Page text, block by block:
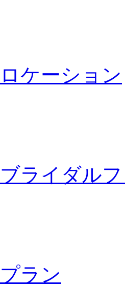
ロケーション
ブライダル
プラン